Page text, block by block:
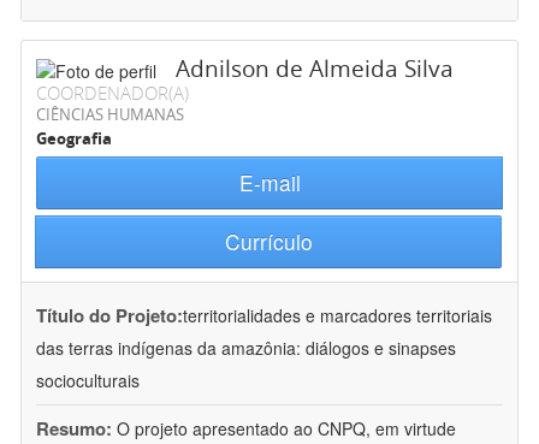
Adnilson de Almeida Silva
COORDENADOR(A)
CIÊNCIAS HUMANAS
Geografia
E-mail
Currículo
Título do Projeto:territorialidades e marcadores territoriais
das terras indígenas da amazônia: diálogos e sinapses
socioculturais
Resumo: O projeto apresentado ao CNPQ, em virtude